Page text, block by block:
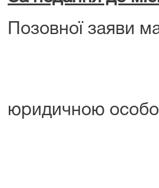
Позовної заяви
юридичною